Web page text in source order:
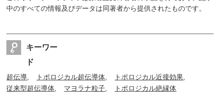
中のすべての情報及びデータは同著者から提供されたものです。
キーワー
ド
超伝導 トポロジカル超伝導体
トポロジカル近接効果
従来型超伝導体
マヨラナ粒子 トポロジカル絶縁体